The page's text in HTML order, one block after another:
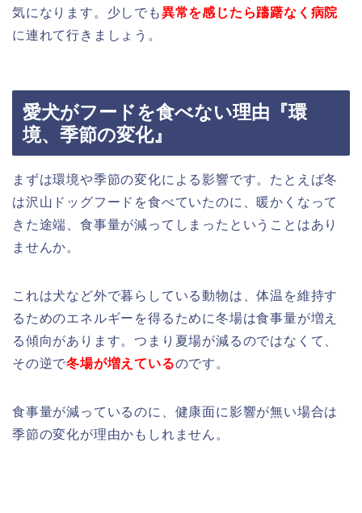
気になります。少しでも異常を感じたら躊躇なく病院
に連れて行きましょう。
愛犬がフードを食べない理由『環
境、季節の変化』
まずは環境や季節の変化による影響です。たとえば冬
は沢山ドッグフードを食べていたのに、暖かくなって
きた途端、食事量が減ってしまったということはあり
ませんか。
これは犬など外で暮らしている動物は、体温を維持す
るためのエネルギーを得るために冬場は食事量が増え
る傾向があります。つまり夏場が減るのではなくて、
その逆で冬場が増えているのです。
食事量が減っているのに、健康面に影響が無い場合は
季節の変化が理由かもしれません。